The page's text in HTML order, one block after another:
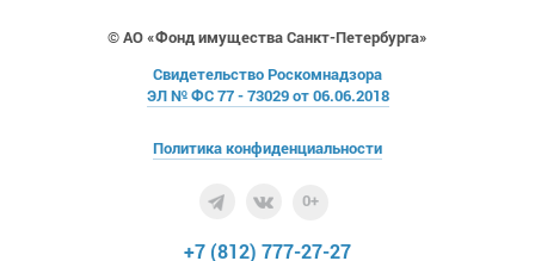
© АО «Фонд имущества Санкт-Петербурга»
Свидетельство Роскомнадзора
ЭЛ № ФС 77 - 73029 от 06.06.2018
Политика конфиденциальности
0+
+7 (812) 777-27-27